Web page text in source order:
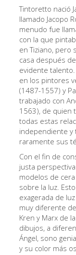
Tintoretto nació
llamado Jacopo
menudo fue
con la que
en Tiziano, pero
casa después
evidente
en los pintores
(1487-1557) y
trabajado con
1563), de quien
todas estas
independiente y
raramente sus
Con el fin de
justa
modelos de
sobre la luz.
exagerada de
muy diferente
Kren y Marx de
dibujos, a
Ángel, sono
y su color más